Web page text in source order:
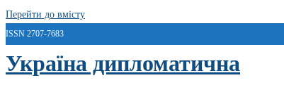
Перейти до вмісту
ISSN 2707-7683
Україна дипломатична